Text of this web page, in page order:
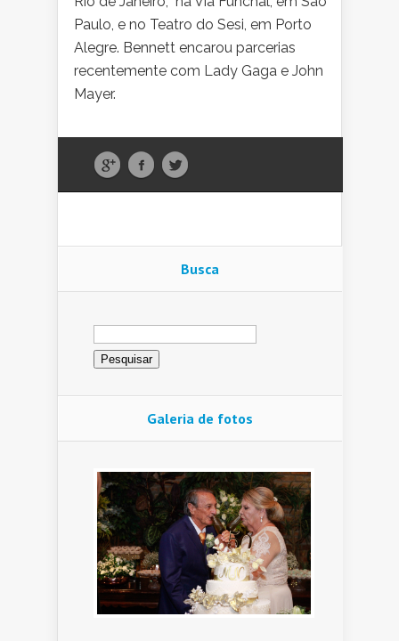
Paulo, e no Teatro do Sesi, em Porto
Alegre. Bennett encarou parcerias
recentemente com Lady Gaga e John
Mayer.
Busca
Pesquisar
por:
Galeria de fotos